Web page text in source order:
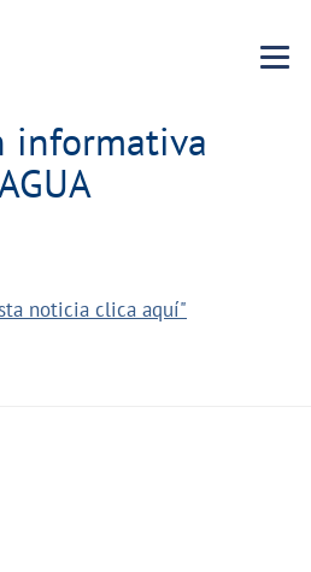
Menu
informativa
noticia clica aquí"